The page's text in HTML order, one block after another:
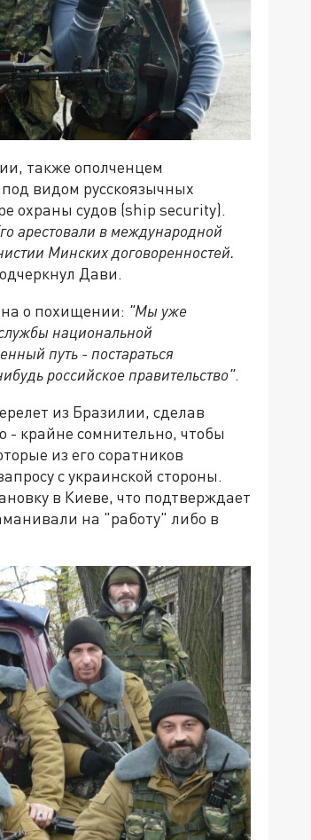
также ополченцем
видом русскоязычных
охраны судов (ship security).
арестовали в международной
Минских договоренностей.
Дави.
о похищении: "Мы уже
национальной
путь - постараться
российское правительство".
из Бразилии, сделав
- крайне сомнительно, чтобы
из его соратников
с украинской стороны.
в Киеве, что подтверждает
на "работу" либо в